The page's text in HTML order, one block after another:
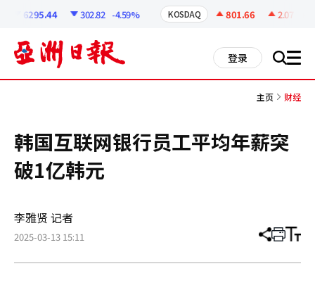
6295.44 302.82 -4.59% KOSDAQ 801.66 2.07
登录 搜 all
主页 财经
韩国互联网银行员工平均年薪突
破1亿韩元
李雅贤 记者
2025-03-13 15:11 分
章
打 调
小